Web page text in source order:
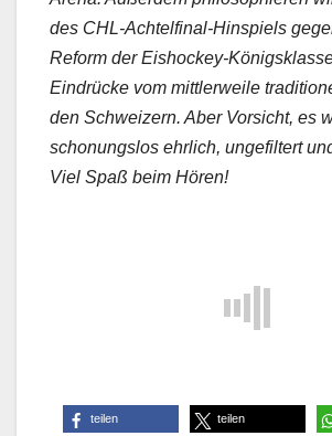
des CHL-Achtelfinal-Hinspiels
Reform der Eishockey-
Eindrücke vom mittlerweile
den Schweizern. Aber Vorsicht, es
schonungslos ehrlich, ungefiltert
Viel Spaß beim Hören!
teilen teilen